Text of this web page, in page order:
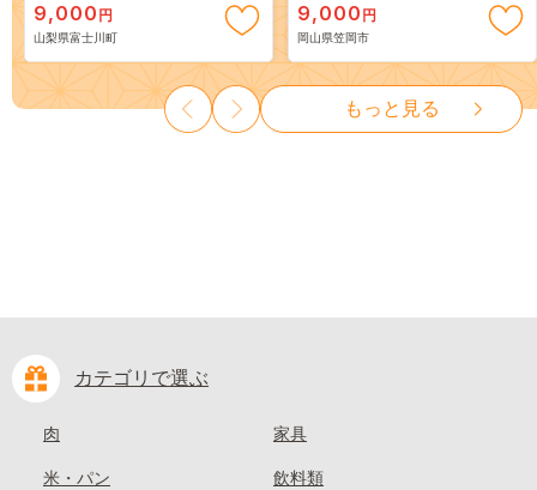
３房） フルーツ 山梨県産 果
物 くだもの シャイン マスカ
ット ぶどう ブドウ 葡萄 大粒
種なし 先行予約 富士川町
10000円 一万円 9000円 九千円
9,000 円
山梨県富士川町
岡山 はくとう スイーツ フル
ーツ 果物 デザート 旬 モモ も
も 先行予約 送料無料 果物 岡
山県 笠岡市 清水白桃 白鳳 白
麗 クール便---
kasaoka_zsy_419_100---
9,000 円
岡山県笠岡市
もっと見る
カテゴリで選ぶ
肉
米・パン
家具
飲料類